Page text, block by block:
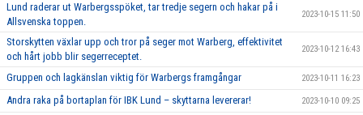
Lund raderar ut Warbergsspöket, tar tredje segern och hakar på i
Allsvenska toppen.
2023-10-15 11:50
Storskytten växlar upp och tror på seger mot Warberg, effektivitet
och hårt jobb blir segerreceptet.
2023-10-12 16:43
Gruppen och lagkänslan viktig för Warbergs framgångar 2023-10-11 16:23
Andra raka på bortaplan för IBK Lund – skyttarna levererar! 2023-10-10 09:25